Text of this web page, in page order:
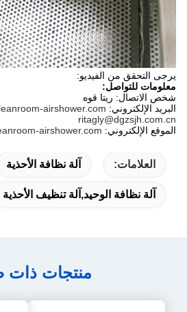
يرجى التحقق من الفيديو:
معلومات للتواصل:
شخص الاتصال: ريتا قوه
البريد الإلكتروني: sales airshower.com
ritagly@dgzsjh.com.cn
الموقع الإلكتروني: airshower.com
العلامات: آلة نظافة الأحذية
آلة نظافة الوحيد,آلة تنظيف الأحذية
منتجات ذات